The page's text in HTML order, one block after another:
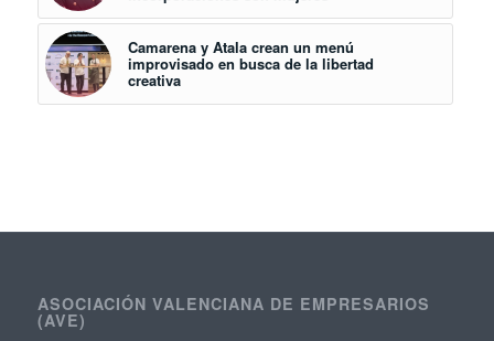
Camarena y Atala crean un menú
improvisado en busca de la libertad
creativa
ASOCIACIÓN VALENCIANA DE EMPRESARIOS
(AVE)